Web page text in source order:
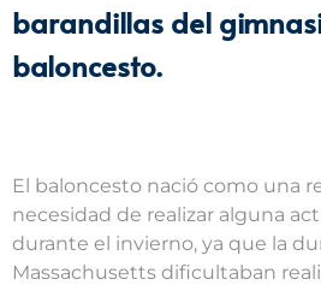
barandillas del
baloncesto.
El baloncesto nació como una
necesidad de realizar alguna
durante el invierno, ya que la
Massachusetts dificultaban